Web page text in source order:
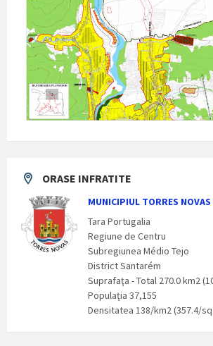
ORASE INFRATITE
MUNICIPIUL TORRES NOVAS
Tara Portugalia
Regiune de Centru
Subregiunea Médio Tejo
District Santarém
Suprafaţa - Total 270.0 km2
Populaţia 37,155
Densitatea 138/km2 (357.4/